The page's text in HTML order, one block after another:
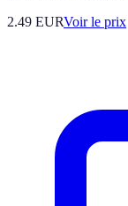
2.49 EURVoir le prix